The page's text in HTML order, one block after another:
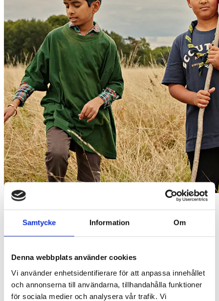
Samtycke Information Om
Denna webbplats använder cookies
Vi använder enhetsidentifierare för att anpassa innehållet
och annonserna till användarna, tillhandahålla funktioner
för sociala medier och analysera vår trafik. Vi
Bergkvara
393 56 Kalmar+46 10-252 05 00 info@bergkvara.se
LinkedIn
Integritetspolicy
Tillgänglighet
Visselblåsarsystem